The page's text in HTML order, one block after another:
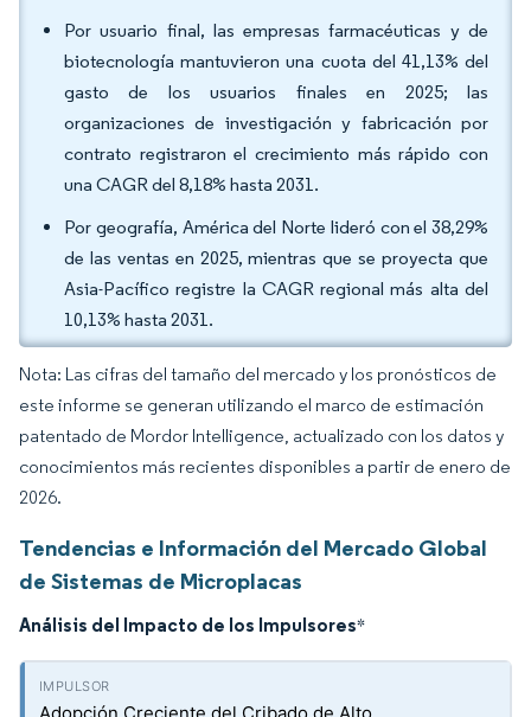
Por usuario final, las empresas farmacéuticas y de
biotecnología mantuvieron una cuota del 41,13% del
gasto de los usuarios finales en 2025; las
organizaciones de investigación y fabricación por
contrato registraron el crecimiento más rápido con
una CAGR del 8,18% hasta 2031.
Por geografía, América del Norte lideró con el 38,29%
de las ventas en 2025, mientras que se proyecta que
Asia-Pacífico registre la CAGR regional más alta del
10,13% hasta 2031.
Nota: Las cifras del tamaño del mercado y los pronósticos de
este informe se generan utilizando el marco de estimación
patentado de Mordor Intelligence, actualizado con los datos y
conocimientos más recientes disponibles a partir de enero de
2026.
Tendencias e Información del Mercado Global
de Sistemas de Microplacas
Análisis del Impacto de los Impulsores*